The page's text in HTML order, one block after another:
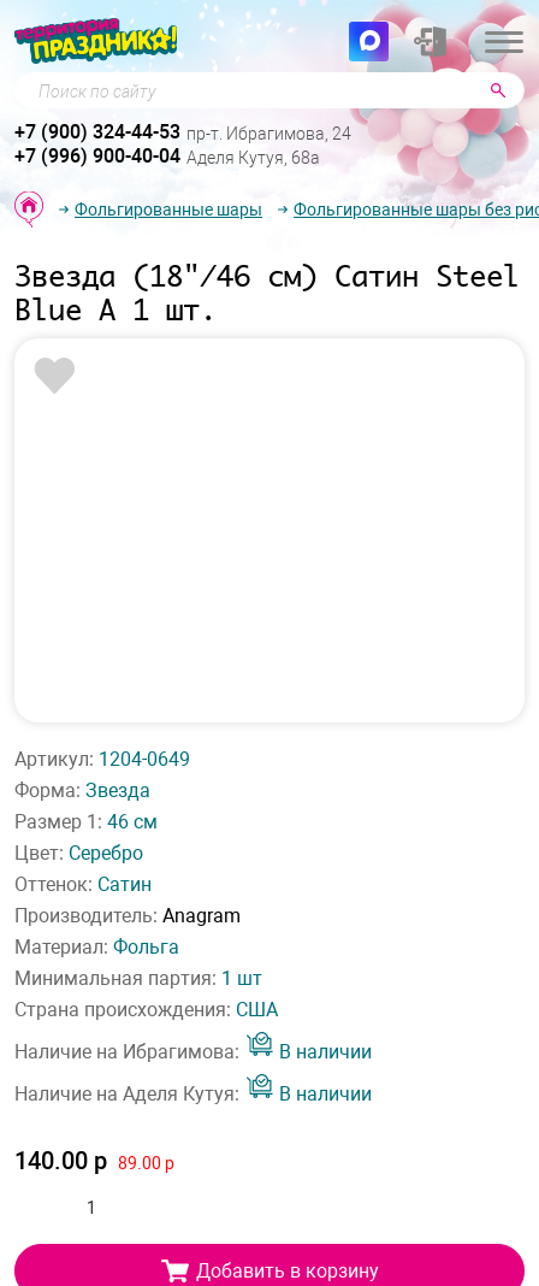
Поиск по сайту
+7 (900) 324-44-53 пр-т. Ибрагимова, 24
+7 (996) 900-40-04 Аделя Кутуя, 68а
Фольгированные шары Фольгированные шары без
Звезда (18"/46 см) Сатин Steel
Blue А 1 шт.
Артикул: 1204-0649
Форма: Звезда
Размер 1: 46 см
Цвет: Серебро
Оттенок: Сатин
Производитель: Anagram
Материал: Фольга
Минимальная партия: 1 шт
Страна происхождения: США
Наличие на Ибрагимова:
В наличии
Наличие на Аделя Кутуя:
В наличии
140.00 р 89.00 р
Добавить в корзину